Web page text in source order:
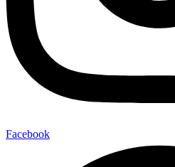
Facebook